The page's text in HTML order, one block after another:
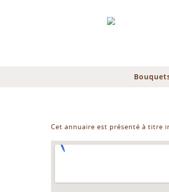
Cet annuaire est présenté à titre